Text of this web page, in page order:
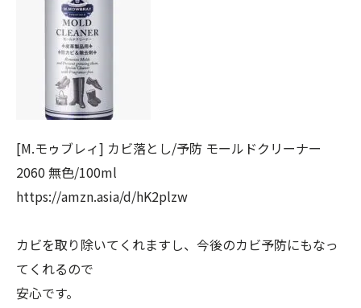
[M.モゥブレィ] カビ落とし/予防 モールドクリーナー
2060 無色/100ml
https://amzn.asia/d/hK2plzw
カビを取り除いてくれますし、今後のカビ予防にもなっ
てくれるので
安心です。